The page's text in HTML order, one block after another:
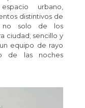
urbano,
distintivos de
no solo de los
ciudad; sencillo y
equipo de rayo
de las noches